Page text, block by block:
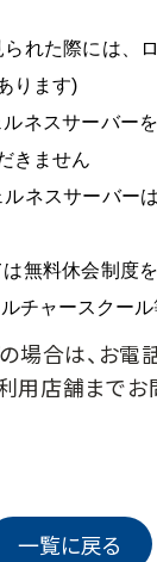
れた際には、
ります)
ネスサーバー
きません
ネスサーバー
無料休会制度
チャースクール
場合は、お電
用店舗まで
一覧に戻る